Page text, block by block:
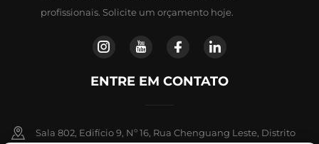
profissionais. Solicite um orçamento hoje.
ENTRE EM CONTATO
Sala 802, Edifício 9, Nº 16, Rua Chenguang Leste, Distrito